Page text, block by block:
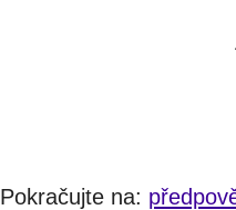
Pokračujte na: